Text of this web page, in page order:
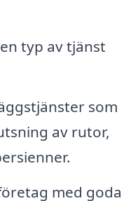
typ av tjänst
som
av rutor,
med goda